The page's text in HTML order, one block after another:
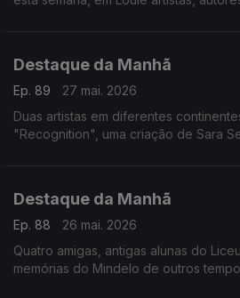
Destaque da Manhã
Ep. 89
27 mai. 2026
Duas artistas em diferentes
"Recognition", uma criação de Sara
Destaque da Manhã
Ep. 88
26 mai. 2026
Quatro amigas, antigas alunas do
memórias do Mindelo de outros